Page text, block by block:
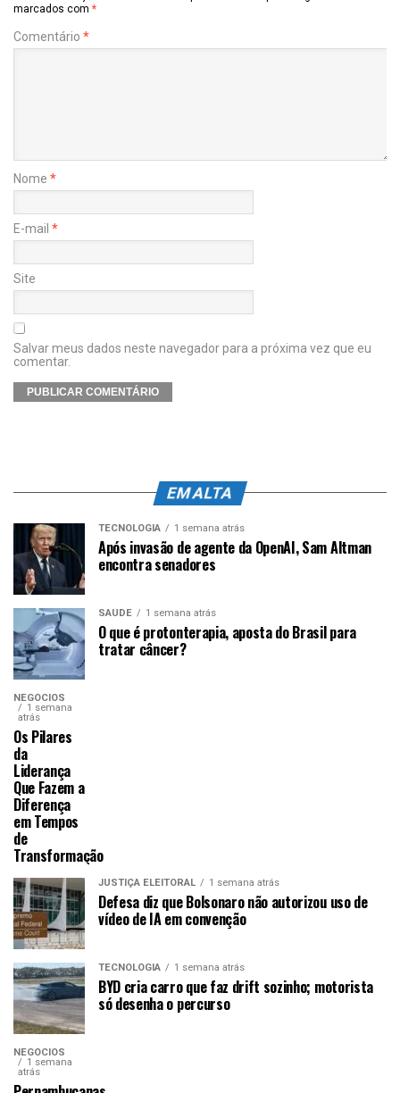
marcados com *
Comentário *
Nome *
E-mail *
Site
Salvar meus dados neste navegador para a próxima vez que eu
comentar.
EM ALTA
TECNOLOGIA 1 semana atrás
Após invasão de agente da OpenAI, Sam Altman
encontra senadores
SAÚDE 1 semana atrás
O que é protonterapia, aposta do Brasil para
tratar câncer?
NEGÓCIOS
1 semana
atrás
Os Pilares
da
Liderança
Que Fazem a
Diferença
em Tempos
de
Transformação
JUSTIÇA ELEITORAL 1 semana atrás
Defesa diz que Bolsonaro não autorizou uso de
vídeo de IA em convenção
TECNOLOGIA 1 semana atrás
BYD cria carro que faz drift sozinho; motorista
só desenha o percurso
NEGÓCIOS
1 semana
atrás